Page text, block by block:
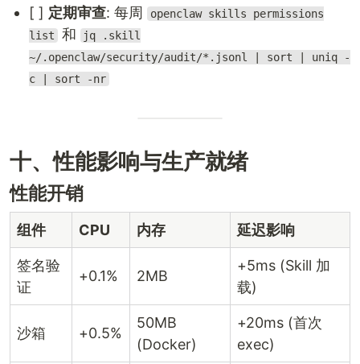
[ ] 定期审查: 每周
openclaw skills permissions
list 和
jq .skill
~/.openclaw/security/audit/*.jsonl | sort | uniq -
c | sort -nr
十、性能影响与生产就绪
性能开销
组件 CPU 内存 延迟影响
签名验
证
+0.1% 2MB
+5ms (Skill 加
载)
沙箱 +0.5%
50MB
(Docker)
+20ms (首次
exec)